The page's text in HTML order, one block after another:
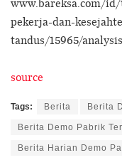
pekerja-dan-
tandus/15965/analysis
source
Tags: Berita Berita
Berita Demo Pabrik
Berita Harian Demo